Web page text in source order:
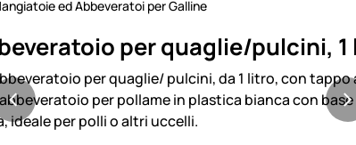
ed Abbeveratoi per Galline
per quaglie/pulcini,
prodotti